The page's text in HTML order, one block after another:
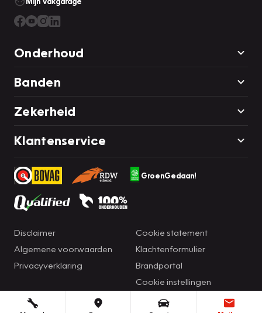
Onderhoud
Banden
Zekerheid
Klantenservice
GroenGedaan!
Disclaimer
Algemene voorwaarden
Privacyverklaring
Cookie statement
Klachtenformulier
Brandportal
Cookie instellingen